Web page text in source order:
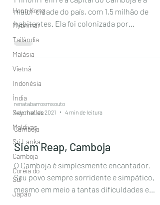
Hong Kong
Myanmar
Tailândia
Malásia
Vietnã
Indonésia
Índia
Seychelles
Maldivas
Sri Lanka
Camboja
Coréia do
Sul
Japão
maior cidade do país, com 1,5 milhão de
habitantes. Ela foi colonizada por
franceses, invadidos por...
renatabarrosmsouto
4 de mar. de 2021
4 min de leitura
Camboja
Siem Reap, Camboja
O Camboja é simplesmente encantador.
Seu povo sempre sorridente e simpático,
mesmo em meio a tantas dificuldades e
depois de uma ...